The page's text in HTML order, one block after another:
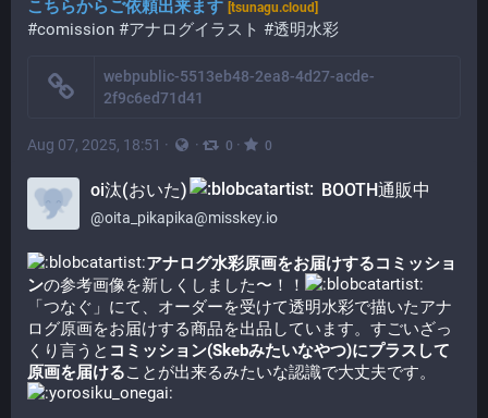
こちらからご依頼出来ます [tsunagu.cloud]
#comission #アナログイラスト #透明水彩
webpublic-5513eb48-2ea8-4d27-acde-
2f9c6ed71d41
Aug 07, 2025, 18:51 · · 0 · 0
oi汰(おいた) BOOTH通販中
@oita_pikapika@misskey.io
アナログ水彩原画をお届けするコミッショ
ンの参考画像を新しくしました〜！！​
「つなぐ」にて、オーダーを受けて透明水彩で描いたアナ
ログ原画をお届けする商品を出品しています。すごいざっ
くり言うと コミッション(Skebみたいなやつ)にプラスして
原画を届けることが出来るみたいな認識で大丈夫です。​